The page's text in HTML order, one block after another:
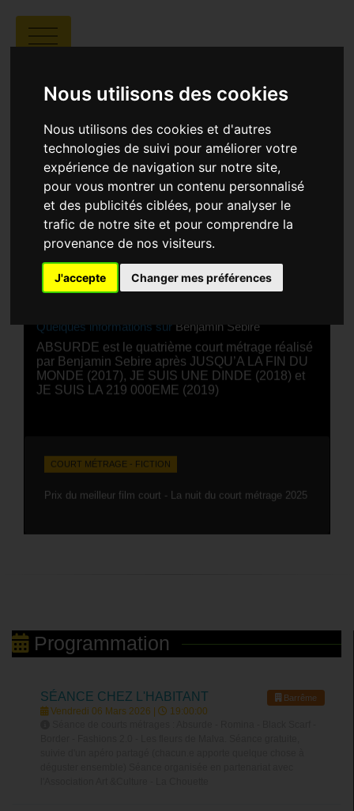
Nous utilisons des cookies
Nous utilisons des cookies et d'autres
technologies de suivi pour améliorer votre
expérience de navigation sur notre site,
pour vous montrer un contenu personnalisé
et des publicités ciblées, pour analyser le
trafic de notre site et pour comprendre la
provenance de nos visiteurs.
J'accepte Changer mes préférences
ABSURDE
Benjamin Sebire | 00:09 | FRANCE
SYNOPSIS
À travers les yeux de sa fille, une femme se
remémore les souvenirs de sa vie.
Quelques informations sur Benjamin Sebire
ABSURDE est le quatrième court métrage réalisé
par Benjamin Sebire après JUSQU’A LA FIN DU
MONDE (2017), JE SUIS UNE DINDE (2018) et
JE SUIS LA 219 000EME (2019)
COURT MÉTRAGE - FICTION
Prix du meilleur film court - La nuit du court métrage 2025
Programmation
SÉANCE CHEZ L'HABITANT Barrême
Vendredi 06 Mars 2026 |
19:00:00